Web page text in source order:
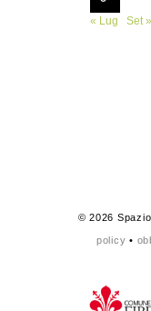
« Lug
Set »
© 2026
policy •